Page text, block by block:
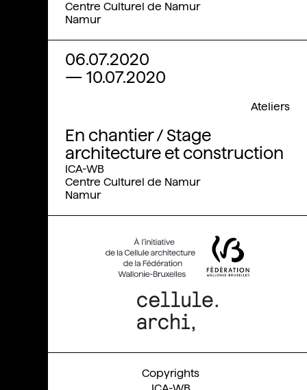
Centre Culturel de Namur
Namur
06.07.2020
— 10.07.2020
En chantier / Stage
architecture et construction
Ateliers
ICA-WB
Centre Culturel de Namur
Namur